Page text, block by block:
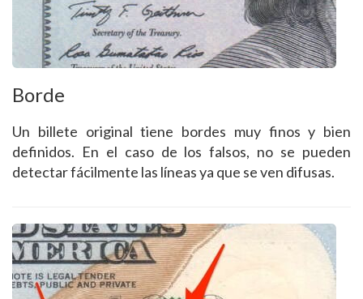
Borde
Un billete original tiene bordes muy finos y bien
definidos. En el caso de los falsos, no se pueden
detectar fácilmente las líneas ya que se ven difusas.